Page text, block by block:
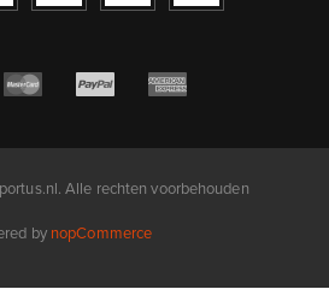
Alle rechten voorbehouden
by nopCommerce